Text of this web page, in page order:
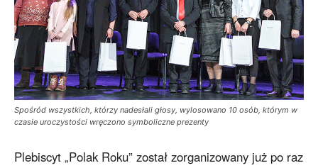
Spośród wszystkich, którzy nadesłali głosy, wylosowano 10 osób, którym w
czasie uroczystości wręczono symboliczne prezenty
Plebiscyt „Polak Roku” został zorganizowany już po raz